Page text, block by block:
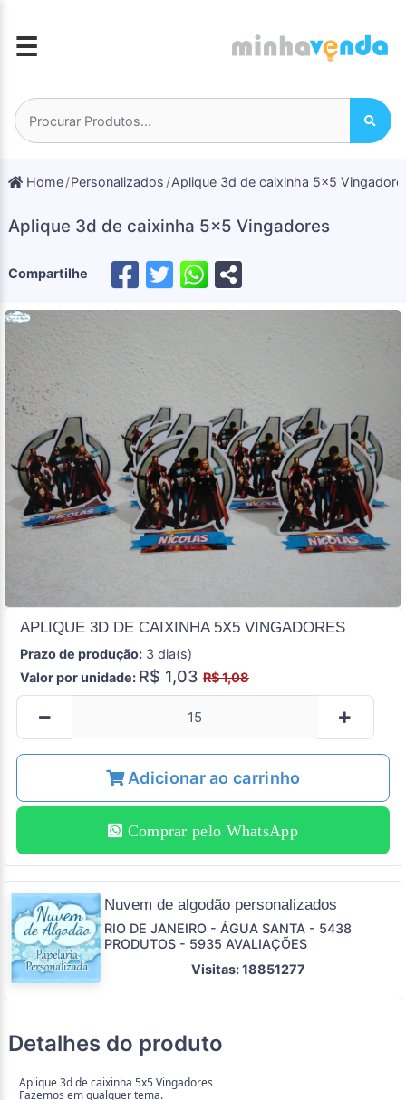
☰
Home Personalizados Aplique 3d de caixinha 5x5
Aplique 3d de caixinha 5x5 Vingadores
Compartilhe
APLIQUE 3D DE CAIXINHA 5X5 VINGADORES
Prazo de produção: 3 dia(s)
Valor por unidade: R$ 1,03 R$ 1,08
Adicionar ao carrinho
Comprar pelo WhatsApp
Nuvem de algodão personalizados
RIO DE JANEIRO - ÁGUA SANTA - 5438
PRODUTOS - 5935 AVALIAÇÕES
Visitas: 18851277
Detalhes do produto
Aplique 3d de caixinha 5x5 Vingadores
Fazemos em qualquer tema.